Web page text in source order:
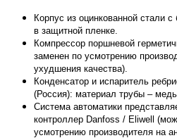
Корпус из оцинкованной стали
в защитной пленке.
Компрессор поршневой
заменен по усмотрению
ухудшения качества).
Конденсатор и испаритель
(Россия): материал трубы –
Система автоматики
контроллер Danfoss / Eliwell
усмотрению производителя на